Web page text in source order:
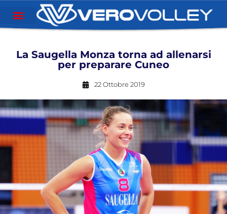
La Saugella Monza torna ad allenarsi
per preparare Cuneo
22 Ottobre 2019